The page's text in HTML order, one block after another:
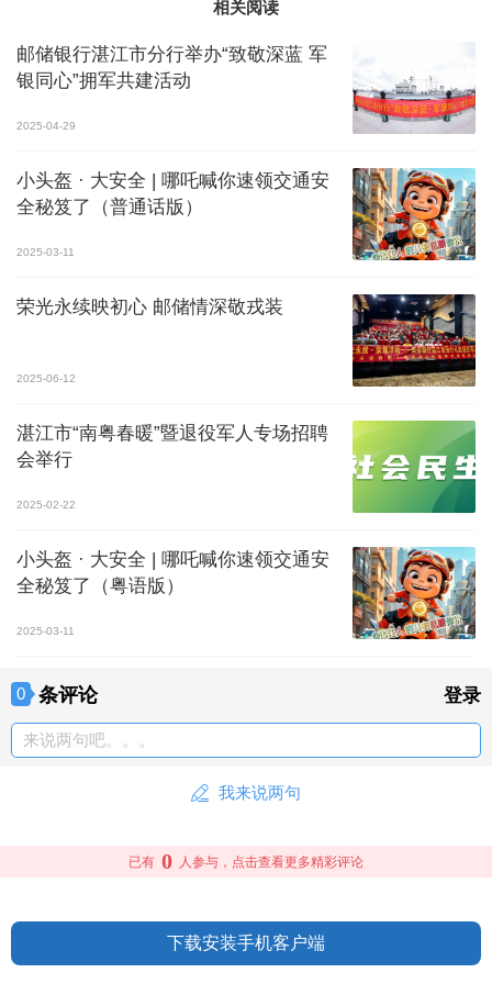
相关阅读
邮储银行湛江市分行举办“致敬深蓝 军
银同心”拥军共建活动
2025-04-29
小头盔 · 大安全 | 哪吒喊你速领交通安
全秘笈了（普通话版）
2025-03-11
荣光永续映初心 邮储情深敬戎装
2025-06-12
湛江市“南粤春暖”暨退役军人专场招聘
会举行
2025-02-22
小头盔 · 大安全 | 哪吒喊你速领交通安
全秘笈了（粤语版）
2025-03-11
0 条评论 登录
来说两句吧。。。
我来说两句
已有 0 人参与，点击查看更多精彩评论
下载安装手机客户端